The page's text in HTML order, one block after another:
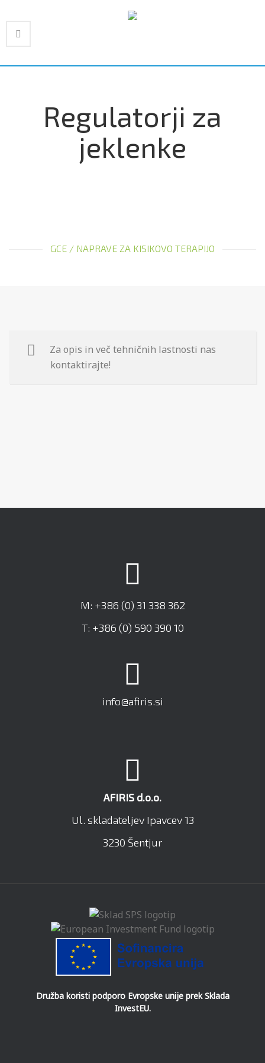
Regulatorji za
jeklenke
GCE / NAPRAVE ZA KISIKOVO TERAPIJO
Za opis in več tehničnih lastnosti nas
kontaktirajte!
M: +386 (0) 31 338 362
T: +386 (0) 590 390 10
info@afiris.si
AFIRIS d.o.o.
Ul. skladateljev Ipavcev 13
3230 Šentjur
Družba koristi podporo Evropske unije prek Sklada
InvestEU.